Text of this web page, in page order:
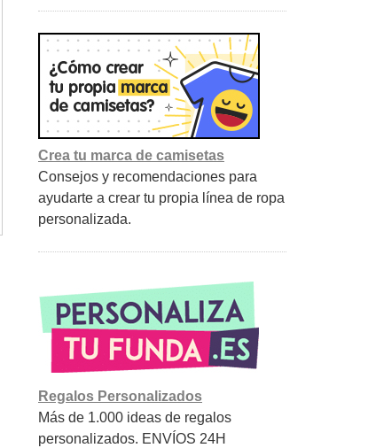
Crea tu marca de camisetas
Consejos y recomendaciones para
ayudarte a crear tu propia línea de ropa
personalizada.
Regalos Personalizados
Más de 1.000 ideas de regalos
personalizados. ENVÍOS 24H